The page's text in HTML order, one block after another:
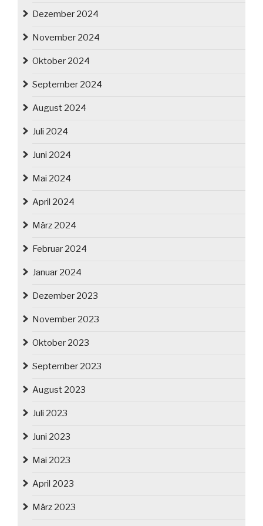
Dezember 2024
November 2024
Oktober 2024
September 2024
August 2024
Juli 2024
Juni 2024
Mai 2024
April 2024
März 2024
Februar 2024
Januar 2024
Dezember 2023
November 2023
Oktober 2023
September 2023
August 2023
Juli 2023
Juni 2023
Mai 2023
April 2023
März 2023